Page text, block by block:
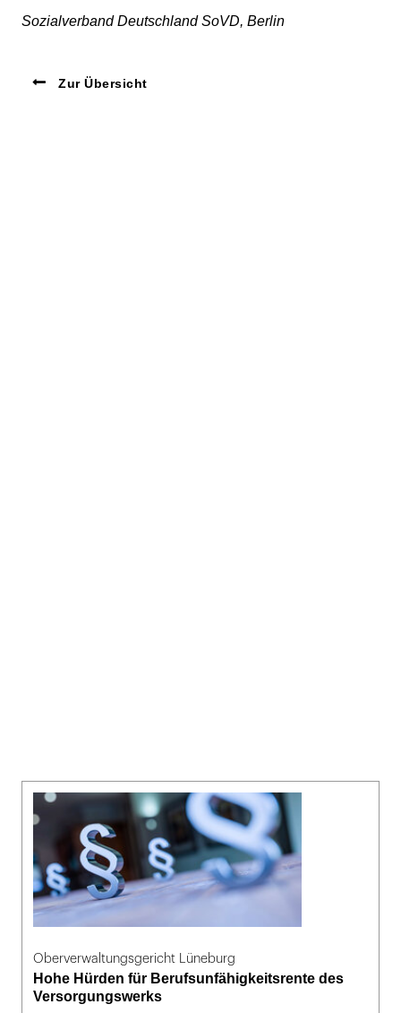
Sozialverband Deutschland SoVD, Berlin
Zur Übersicht
Oberverwaltungsgericht Lüneburg
Hohe Hürden für Berufsunfähigkeitsrente des
Versorgungswerks